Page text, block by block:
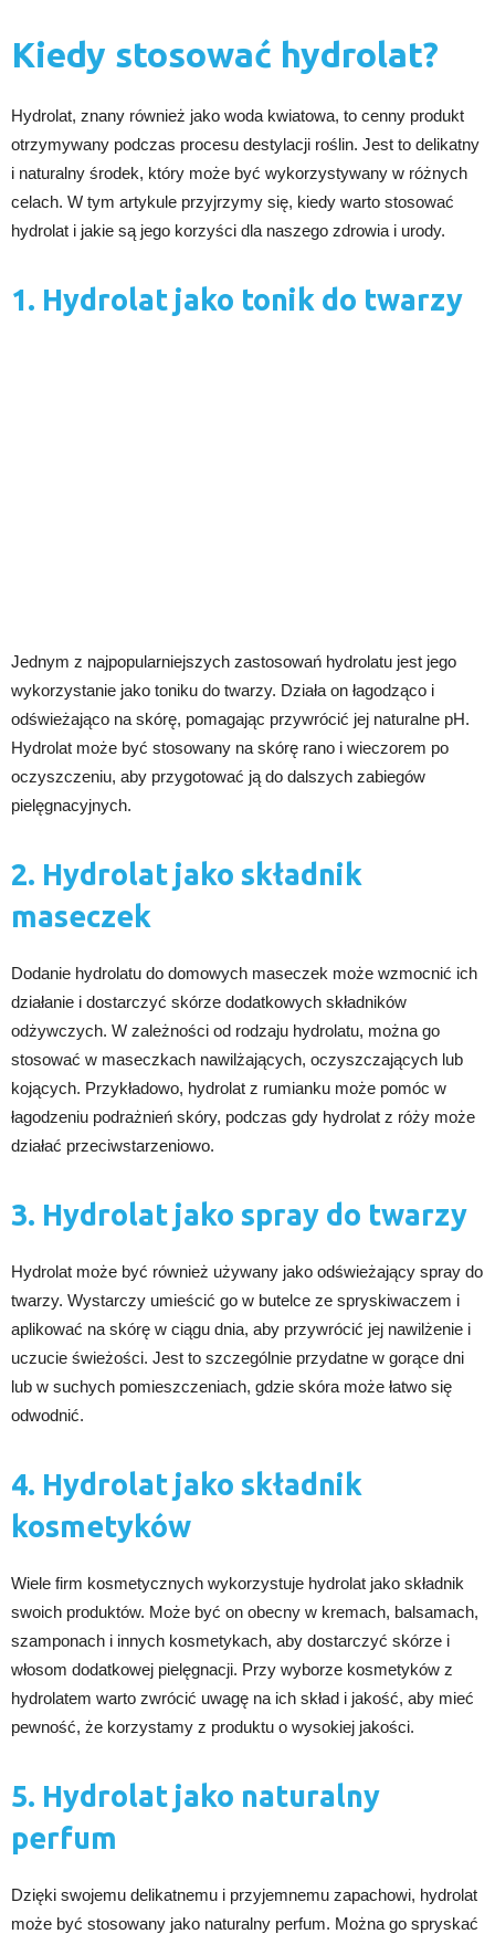
Kiedy stosować hydrolat?
Hydrolat, znany również jako woda kwiatowa, to cenny produkt
otrzymywany podczas procesu destylacji roślin. Jest to delikatny
i naturalny środek, który może być wykorzystywany w różnych
celach. W tym artykule przyjrzymy się, kiedy warto stosować
hydrolat i jakie są jego korzyści dla naszego zdrowia i urody.
1. Hydrolat jako tonik do twarzy
Jednym z najpopularniejszych zastosowań hydrolatu jest jego
wykorzystanie jako toniku do twarzy. Działa on łagodząco i
odświeżająco na skórę, pomagając przywrócić jej naturalne pH.
Hydrolat może być stosowany na skórę rano i wieczorem po
oczyszczeniu, aby przygotować ją do dalszych zabiegów
pielęgnacyjnych.
2. Hydrolat jako składnik
maseczek
Dodanie hydrolatu do domowych maseczek może wzmocnić ich
działanie i dostarczyć skórze dodatkowych składników
odżywczych. W zależności od rodzaju hydrolatu, można go
stosować w maseczkach nawilżających, oczyszczających lub
kojących. Przykładowo, hydrolat z rumianku może pomóc w
łagodzeniu podrażnień skóry, podczas gdy hydrolat z róży może
działać przeciwstarzeniowo.
3. Hydrolat jako spray do twarzy
Hydrolat może być również używany jako odświeżający spray do
twarzy. Wystarczy umieścić go w butelce ze spryskiwaczem i
aplikować na skórę w ciągu dnia, aby przywrócić jej nawilżenie i
uczucie świeżości. Jest to szczególnie przydatne w gorące dni
lub w suchych pomieszczeniach, gdzie skóra może łatwo się
odwodnić.
4. Hydrolat jako składnik
kosmetyków
Wiele firm kosmetycznych wykorzystuje hydrolat jako składnik
swoich produktów. Może być on obecny w kremach, balsamach,
szamponach i innych kosmetykach, aby dostarczyć skórze i
włosom dodatkowej pielęgnacji. Przy wyborze kosmetyków z
hydrolatem warto zwrócić uwagę na ich skład i jakość, aby mieć
pewność, że korzystamy z produktu o wysokiej jakości.
5. Hydrolat jako naturalny
perfum
Dzięki swojemu delikatnemu i przyjemnemu zapachowi, hydrolat
może być stosowany jako naturalny perfum. Można go spryskać